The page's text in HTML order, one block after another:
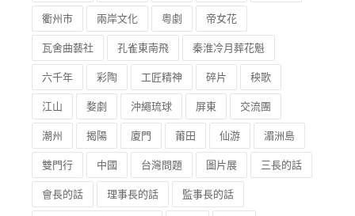
衢州市 兩岸文化 粵劇 帝女花
瓦舍曲藝社 孔雀東南飛 秦淮冷月葬花魁
六千年 彩陶 工匠精神 碎片 秧歌
江山 婺劇 沖繩琉球 屏東 交流團
潮州 揭陽 廈門 莆田 仙游 湄洲島
雙門行 中國 台灣問題 圖片展 三長的話
會長的話 理事長的話 監事長的話